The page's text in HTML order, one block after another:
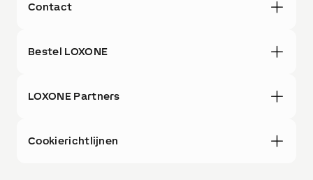
Contact
Bestel LOXONE
LOXONE Partners
Cookierichtlijnen